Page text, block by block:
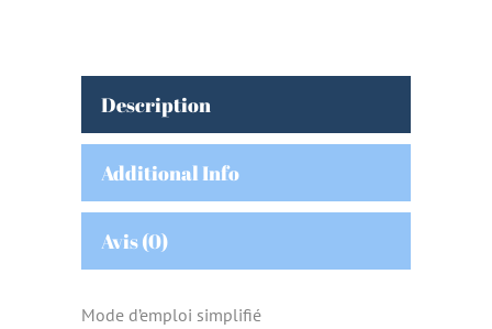
Description
Additional Info
Avis (0)
Mode d’emploi simplifié